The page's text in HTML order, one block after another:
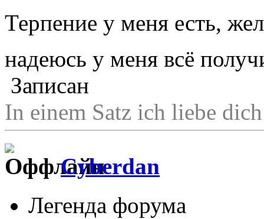
Терпение у меня есть,
надеюсь у меня всё
Записан
In einem Satz ich liebe
Cyberdan
Легенда форума